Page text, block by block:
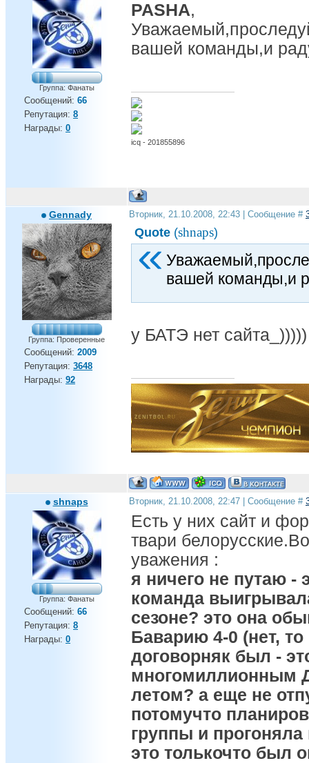
Группа: Фанаты
Сообщений: 66
Репутация: 8
Награды: 0
PASHA,
вашей команды,и
icq - 201855896
Gennady
Группа: Проверенные
Сообщений: 2009
Репутация: 3648
Награды: 92
Вторник, 21.10.2008, 22:43 | Сообщение #
Quote (shnaps)
вашей команды,и
у БАТЭ нет
shnaps
Группа: Фанаты
Сообщений: 66
Репутация: 8
Награды: 0
Вторник, 21.10.2008, 22:47 | Сообщение #
Есть у них сайт и
твари
уважения :
я ничего не путаю -
команда
сезоне? это она
Баварию 4-0 (нет, то
договорняк был -
многомиллионным
летом? а еще не
потомучто
группы и
это толькочто был